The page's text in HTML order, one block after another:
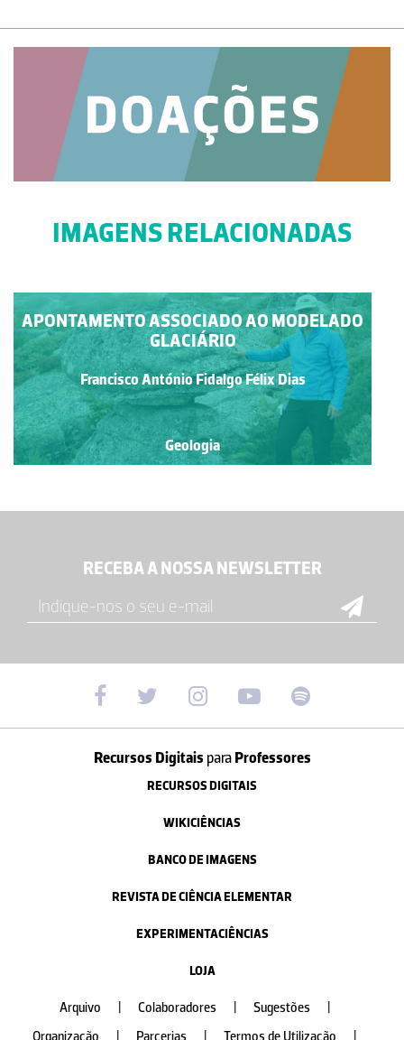
IMAGENS RELACIONADAS
APONTAMENTO ASSOCIADO AO MODELADO
GLACIÁRIO
Francisco António Fidalgo Félix Dias
Geologia
RECEBA A NOSSA NEWSLETTER
Recursos Digitais paraProfessores
RECURSOS DIGITAIS
WIKICIÊNCIAS
BANCO DE IMAGENS
REVISTA DE CIÊNCIA ELEMENTAR
EXPERIMENTACIÊNCIAS
LOJA
Arquivo Colaboradores Sugestões
Organização
Parcerias Termos de Utilização